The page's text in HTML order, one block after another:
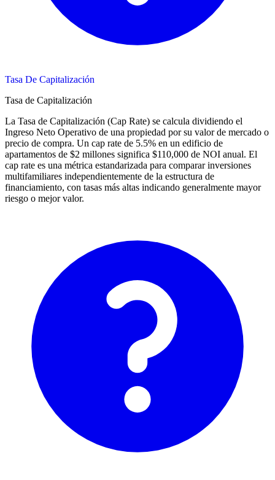
Tasa De Capitalización
Tasa de Capitalización
La Tasa de Capitalización (Cap Rate) se calcula dividiendo el
Ingreso Neto Operativo de una propiedad por su valor de mercado o
precio de compra. Un cap rate de 5.5% en un edificio de
apartamentos de $2 millones significa $110,000 de NOI anual. El
cap rate es una métrica estandarizada para comparar inversiones
multifamiliares independientemente de la estructura de
financiamiento, con tasas más altas indicando generalmente mayor
riesgo o mejor valor.